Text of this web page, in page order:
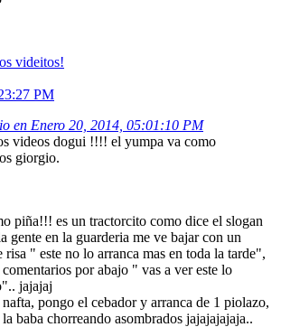
videitos!
PM
en Enero 20, 2014, 05:01:10 PM
videos dogui !!!! el yumpa va como
giorgio.
piña!!! es un tractorcito como dice el slogan
gente en la guarderia me ve bajar con un
risa " este no lo arranca mas en toda la tarde",
comentarios por abajo " vas a ver este lo
jajajaj
pongo el cebador y arranca de 1 piolazo,
baba chorreando asombrados jajajajajaja..